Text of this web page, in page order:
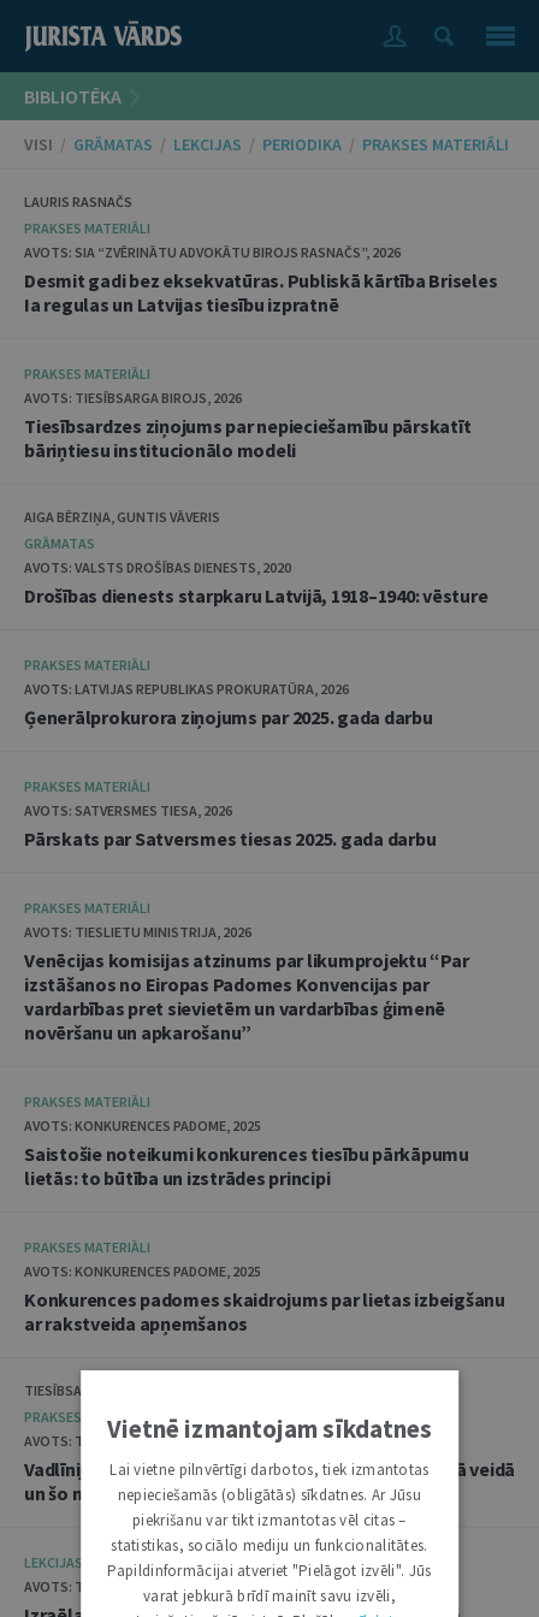
BIBLIOTĒKA
VISI / GRĀMATAS / LEKCIJAS / PERIODIKA / PRAKSES MATERIĀLI
LAURIS RASNAČS
PRAKSES MATERIĀLI
AVOTS: SIA “ZVĒRINĀTU ADVOKĀTU BIROJS RASNAČS”, 2026
Desmit gadi bez eksekvatūras. Publiskā kārtība Briseles
Ia regulas un Latvijas tiesību izpratnē
PRAKSES MATERIĀLI
AVOTS: TIESĪBSARGA BIROJS, 2026
Tiesībsardzes ziņojums par nepieciešamību pārskatīt
bāriņtiesu institucionālo modeli
AIGA BĒRZIŅA, GUNTIS VĀVERIS
GRĀMATAS
AVOTS: VALSTS DROŠĪBAS DIENESTS, 2020
Drošības dienests starpkaru Latvijā, 1918–1940: vēsture
PRAKSES MATERIĀLI
AVOTS: LATVIJAS REPUBLIKAS PROKURATŪRA, 2026
Ģenerālprokurora ziņojums par 2025. gada darbu
PRAKSES MATERIĀLI
AVOTS: SATVERSMES TIESA, 2026
Pārskats par Satversmes tiesas 2025. gada darbu
PRAKSES MATERIĀLI
AVOTS: TIESLIETU MINISTRIJA, 2026
Venēcijas komisijas atzinums par likumprojektu “Par
izstāšanos no Eiropas Padomes Konvencijas par
vardarbības pret sievietēm un vardarbības ģimenē
novēršanu un apkarošanu”
PRAKSES MATERIĀLI
AVOTS: KONKURENCES PADOME, 2025
Saistošie noteikumi konkurences tiesību pārkāpumu
lietās: to būtība un izstrādes principi
PRAKSES MATERIĀLI
AVOTS: KONKURENCES PADOME, 2025
Konkurences padomes skaidrojums par lietas izbeigšanu
ar rakstveida apņemšanos
TIESĪBSARGA BIROJS, DATU VALSTS INSPEKCIJA
PRAKSES MATERIĀLI
AVOTS: TIESĪBSARGA BIROJS, 2025
Vadlīnijas "Amatpersonu datu apstrāde audiovizuālā veidā
un šo materiālu publicēšana"
LEKCIJAS
AVOTS: TIESLIETU AKADĒMIJA, 2025
Vietnē izmantojam sīkdatnes
Lai vietne pilnvērtīgi darbotos, tiek izmantotas
nepieciešamās (obligātās) sīkdatnes. Ar Jūsu
piekrišanu var tikt izmantotas vēl citas –
statistikas, sociālo mediju un funkcionalitātes.
Papildinformācijai atveriet "Pielāgot izvēli". Jūs
varat jebkurā brīdī mainīt savu izvēli,